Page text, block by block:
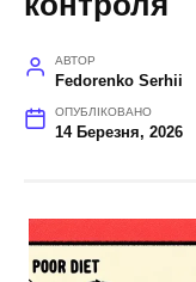
АВТОР
Fedorenko Serhii
ОПУБЛІКОВАНО
14 Березня, 2026